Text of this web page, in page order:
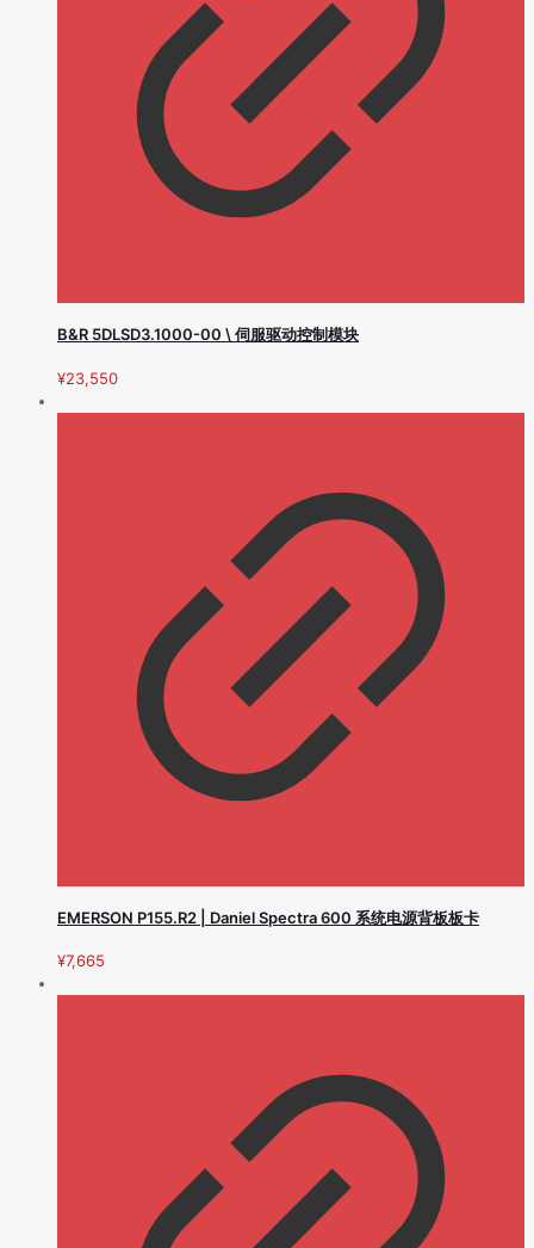
B&R 5DLSD3.1000-00 \ 伺服驱动控制模块
¥23,550
EMERSON P155.R2 | Daniel Spectra 600 系统电源背板板卡
¥7,665